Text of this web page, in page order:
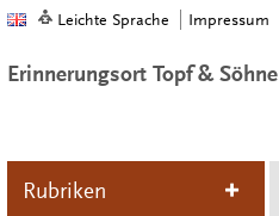
Leichte Sprache Impressum
Erinnerungsort Topf & Söhne
Rubriken